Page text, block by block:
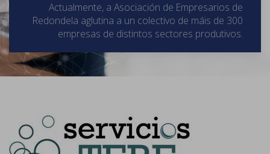
Actualmente, a Asociación de Empresarios de
Redondela aglutina a un colectivo de máis de 300
empresas de distintos sectores produtivos.